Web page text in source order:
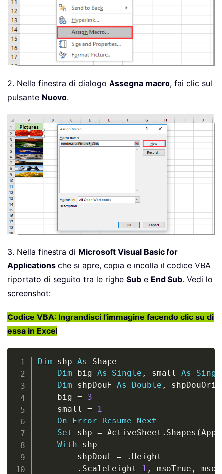
2. Nella finestra di dialogo Assegna macro, fai clic sul
pulsante Nuovo.
3. Nella finestra di Microsoft Visual Basic for
Applications che si apre, copia e incolla il codice VBA
riportato di seguito tra le righe Sub e End Sub. Vedi lo
screenshot:
Codice VBA: Ingrandisci l'immagine facendo clic su di
essa in Excel
Dim shp As Shape
Dim big As Single , small As
Dim shpDouH As Double ,
    big
=
3
    small
=
1
On
Error Resume
Next
Set shp = ActiveSheet . Shapes (
With shp
        shpDouH
= . Height
. ScaleHeight 1 , msoTrue ,